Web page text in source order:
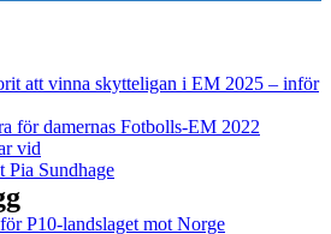
att vinna skytteligan i EM 2025 – inför
för damernas Fotbolls-EM 2022
vid
Sundhage